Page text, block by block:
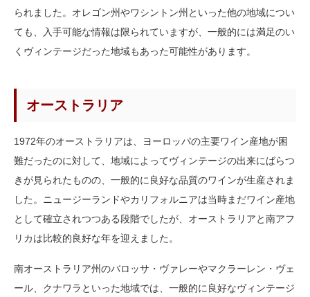
られました。オレゴン州やワシントン州といった他の地域につい
ても、入手可能な情報は限られていますが、一般的には満足のい
くヴィンテージだった地域もあった可能性があります。
オーストラリア
1972年のオーストラリアは、ヨーロッパの主要ワイン産地が困
難だったのに対して、地域によってヴィンテージの出来にばらつ
きが見られたものの、一般的に良好な品質のワインが生産されま
した。ニュージーランドやカリフォルニアは当時まだワイン産地
として確立されつつある段階でしたが、オーストラリアと南アフ
リカは比較的良好な年を迎えました。
南オーストラリア州のバロッサ・ヴァレーやマクラーレン・ヴェ
ール、クナワラといった地域では、一般的に良好なヴィンテージ